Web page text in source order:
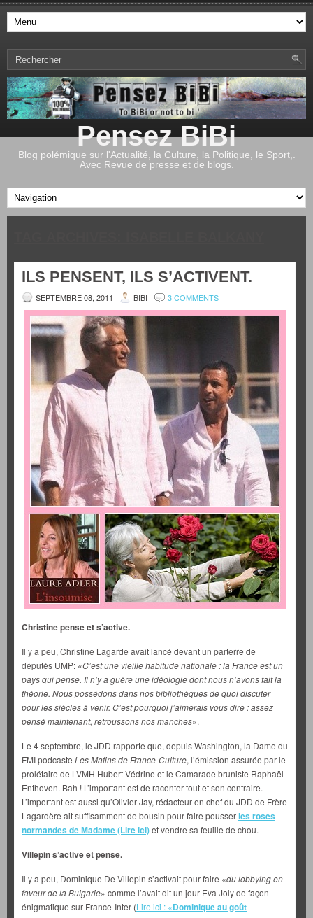
Pensez BiBi
Blog polémique sur l'Actualité, la Culture, la Politique, le Sport,.
Avec Revue de presse et de blogs.
ILS PENSENT, ILS S’ACTIVENT.
SEPTEMBRE 08, 2011 BIBI 3 COMMENTS
Christine pense et s’active.
Il y a peu, Christine Lagarde avait lancé devant un parterre de
députés UMP: «C’est une vieille habitude nationale : la France est un
pays qui pense. Il n’y a guère une idéologie dont nous n’avons fait la
théorie. Nous possédons dans nos bibliothèques de quoi discuter
pour les siècles à venir. C’est pourquoi j’aimerais vous dire : assez
pensé maintenant, retroussons nos manches».
Le 4 septembre, le JDD rapporte que, depuis Washington, la Dame du
FMI podcaste Les Matins de France-Culture, l’émission assurée par le
prolétaire de LVMH Hubert Védrine et le Camarade bruniste Raphaël
Enthoven. Bah ! L’important est de raconter tout et son contraire.
L’important est aussi qu’Olivier Jay, rédacteur en chef du JDD de Frère
Lagardère ait suffisamment de bousin pour faire pousserles roses
normandes de Madame (Lire ici)et vendre sa feuille de chou.
Villepin s’active et pense.
Il y a peu, Dominique De Villepin s’activait pour faire «du lobbying en
faveur de la Bulgarie» comme l’avait dit un jour Eva Joly de façon
énigmatique sur France-Inter (Lire ici : «Dominique au goût